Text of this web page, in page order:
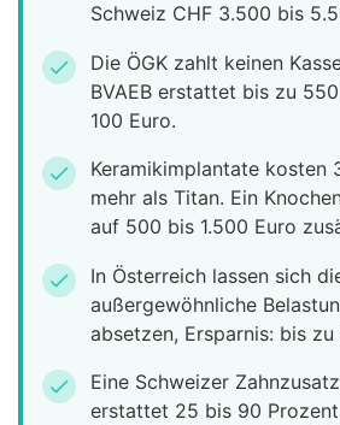
Schweiz CHF 3.500 bis
check
Die ÖGK zahlt keinen
BVAEB erstattet bis zu
100 Euro.
check
Keramikimplantate kosten
mehr als Titan. Ein
auf 500 bis 1.500 Euro
check
In Österreich lassen sich
außergewöhnliche
absetzen, Ersparnis: bis
check
Eine Schweizer
erstattet 25 bis 90